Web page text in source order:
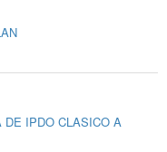
DE IPDO CLASICO A